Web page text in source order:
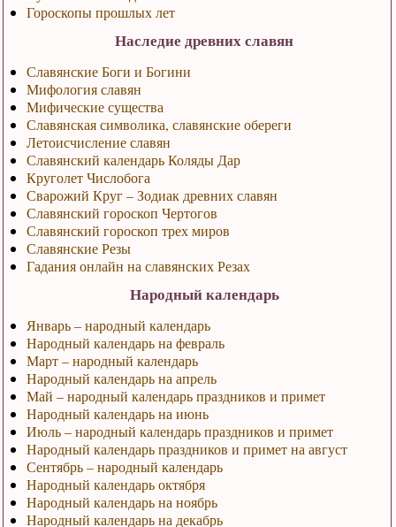
Гороскопы прошлых лет
Наследие древних славян
Славянские Боги и Богини
Мифология славян
Мифические существа
Славянская символика, славянские обереги
Летоисчисление славян
Славянский календарь Коляды Дар
Круголет Числобога
Сварожий Круг – Зодиак древних славян
Славянский гороскоп Чертогов
Славянский гороскоп трех миров
Славянские Резы
Гадания онлайн на славянских Резах
Народный календарь
Январь – народный календарь
Народный календарь на февраль
Март – народный календарь
Народный календарь на апрель
Май – народный календарь праздников и примет
Народный календарь на июнь
Июль – народный календарь праздников и примет
Народный календарь праздников и примет на август
Сентябрь – народный календарь
Народный календарь октября
Народный календарь на ноябрь
Народный календарь на декабрь